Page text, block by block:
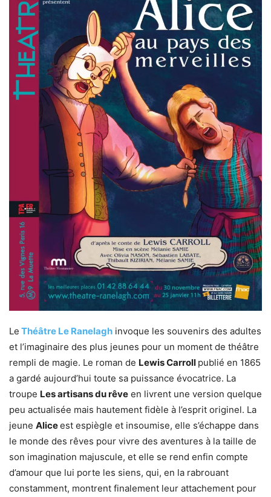
Le Théâtre Le Ranelagh invoque les souvenirs des adultes
et l’imaginaire des plus jeunes pour un moment de théâtre
rempli de magie. Le roman de Lewis Carroll publié en 1865
a gardé aujourd’hui toute sa puissance évocatrice. La
troupe Les artisans du rêve en livrent une version quelque
peu actualisée mais hautement fidèle à l’esprit originel. La
jeune Aliceest espiègle et insoumise, elle s’échappe dans
le monde des rêves pour vivre des aventures à la taille de
son imagination majuscule, et elle se rend enfin compte
d’amour que lui porte les siens, qui, en la rabrouant
constamment, montrent finalement leur attachement pour